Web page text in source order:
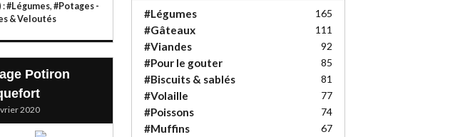
:#Légumes, #Potages -
& Veloutés
Potiron
2020
#Légumes 165
#Gâteaux 111
#Viandes 92
#Pour le gouter 85
#Biscuits & sablés 81
#Volaille 77
#Poissons 74
#Muffins 67